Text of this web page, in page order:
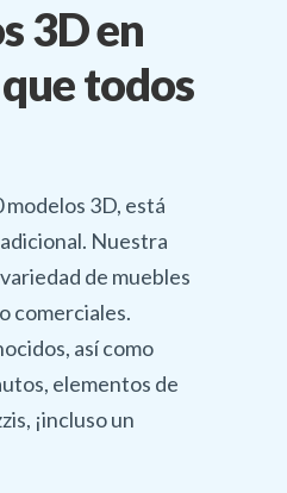
3D en
todos
3D, está
Nuestra
de muebles
comerciales.
así como
elementos de
¡incluso un